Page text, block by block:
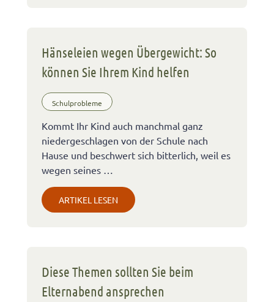
Hänseleien wegen Übergewicht: So
können Sie Ihrem Kind helfen
Schulprobleme
Kommt Ihr Kind auch manchmal ganz
niedergeschlagen von der Schule nach
Hause und beschwert sich bitterlich, weil es
wegen seines …
ARTIKEL LESEN
Diese Themen sollten Sie beim
Elternabend ansprechen